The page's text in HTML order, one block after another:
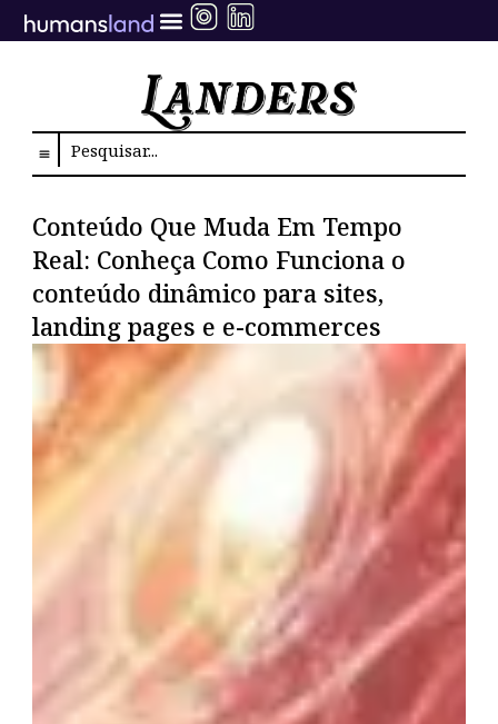
para
Search
Conteúdo Que Muda Em Tempo
Real: Conheça Como Funciona o
conteúdo dinâmico para sites,
landing pages e e-commerces